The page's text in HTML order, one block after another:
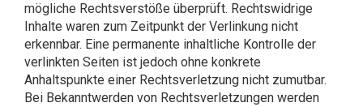
mögliche Rechtsverstöße überprüft. Rechtswidrige
Inhalte waren zum Zeitpunkt der Verlinkung nicht
erkennbar. Eine permanente inhaltliche Kontrolle der
verlinkten Seiten ist jedoch ohne konkrete
Anhaltspunkte einer Rechtsverletzung nicht zumutbar.
Bei Bekanntwerden von Rechtsverletzungen werden